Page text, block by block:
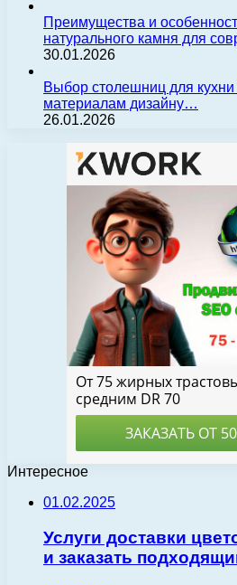
Преимущества и
натурального камня для
30.01.2026
Выбор столешниц для
материалам дизайну…
26.01.2026
Интересное
01.02.2025
Услуги доставки
и заказать